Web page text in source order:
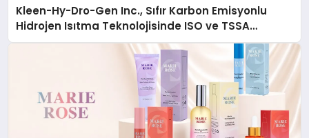
Kleen-Hy-Dro-Gen Inc., Sıfır Karbon Emisyonlu
Hidrojen Isıtma Teknolojisinde ISO ve TSSA
Düzenleyici Onaylarını Aldı